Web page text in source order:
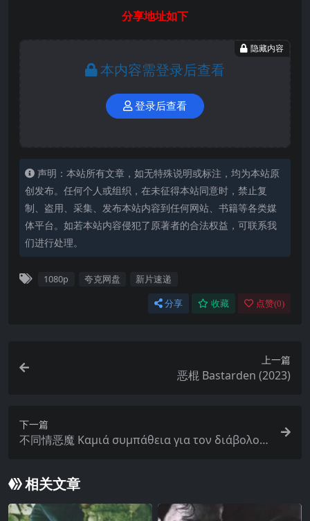
分享地址如下
隐藏内容
本内容需登录后查看
登录后查看
声明：本站所有文章，如无特殊说明或标注，均为本站原
创发布。任何个人或组织，在未征得本站同意时，禁止复
制、盗用、采集、发布本站内容到任何网站、书籍等各类媒
体平台。如若本站内容侵犯了原著者的合法权益，可联系我
们进行处理。
1080p 夸克网盘 新片速递
分享 收藏 点赞(0)
上一篇
恶棍 Bastarden (2023)
下一篇
不同情恶魔 Καμιά συμπάθεια για τον διάβολο
相关文章